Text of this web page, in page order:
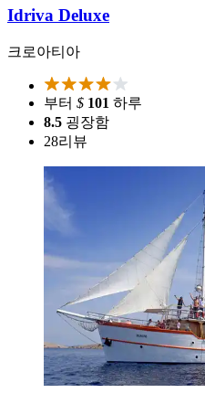
Idriva Deluxe
크로아티아
부터 $ 101 하루
8.5 굉장함
28리뷰